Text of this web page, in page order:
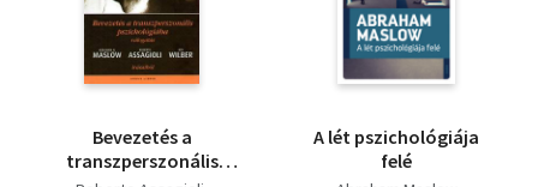
Történelem
Bevezetés a
transzperszonális
A lét pszichológiája
felé